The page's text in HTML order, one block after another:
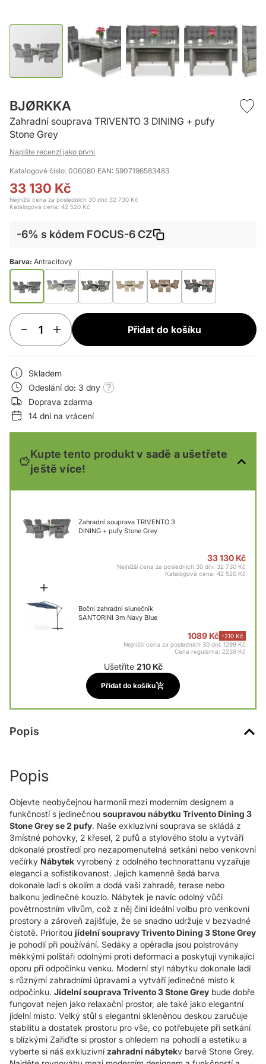
na
začátek
galerie
s
obrázky
BJØRKKA
Zahradní souprava TRIVENTO 3 DINING + pufy
Stone Grey
Napište recenzi jako první
Katalogové číslo: 006080 EAN: 5907196583483
33 130 Kč
Nejnižší cena za posledních 30 dní: 32 730 Kč
Katalogová cena: 42 520 Kč
-6% s kódem FOCUS-6 CZ
Barva: Antracitový
Přidat do košíku
Skladem
Odeslání do: 3 dny
Doprava zdarma
14 dní na vrácení
Kupte tento produktv sadě a ušetřete
ještě více!
Zahradní souprava TRIVENTO 3
DINING + pufy Stone Grey
33 130 Kč
Nejnižší cena za posledních 30 dní: 32 730 Kč
Katalogová cena: 42 520 Kč
Boční zahradní slunečník
SANTORINI 3m Navy Blue
1089 Kč -210 Kč
Nejnižší cena za posledních 30 dní: 1299 Kč
Cena regularna: 2239 Kč
Ušetříte 210 Kč
Přidat do košíku
Popis
Popis
Objevte neobyčejnou harmonii mezi moderním designem a
funkčností s jedinečnou soupravou nábytku Trivento Dining 3
Stone Grey se 2 pufy. Naše exkluzivní souprava se skládá z
3místné pohovky, 2 křesel, 2 pufů a stylového stolu a vytváří
dokonalé prostředí pro nezapomenutelná setkání nebo venkovní
večírky Nábytek vyrobený z odolného technorattanu vyzařuje
eleganci a sofistikovanost. Jejich kamenně šedá barva
dokonale ladí s okolím a dodá vaší zahradě, terase nebo
balkonu jedinečné kouzlo. Nábytek je navíc odolný vůči
povětrnostním vlivům, což z něj činí ideální volbu pro venkovní
prostory a zároveň zajišťuje, že se snadno udržuje v bezvadné
čistotě. Prioritou jídelní soupravy Trivento Dining 3 Stone Grey
je pohodlí při používání. Sedáky a opěradla jsou polstrovány
měkkými polštáři odolnými proti deformaci a poskytují vynikající
oporu při odpočinku venku. Moderní styl nábytku dokonale ladí
s různými zahradními úpravami a vytváří jedinečné místo k
odpočinku. Jídelní souprava Trivento 3 Stone Grey bude dobře
fungovat nejen jako relaxační prostor, ale také jako elegantní
jídelní místo. Velký stůl s elegantní skleněnou deskou zaručuje
stabilitu a dostatek prostoru pro vše, co potřebujete při setkání
s blízkými Zařiďte si prostor s ohledem na pohodlí a estetiku a
vyberte si náš exkluzivnízahradní nábytekv barvě Stone Grey.